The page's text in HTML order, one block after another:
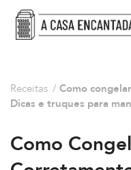
Receitas / Como
Dicas e truques para
Como